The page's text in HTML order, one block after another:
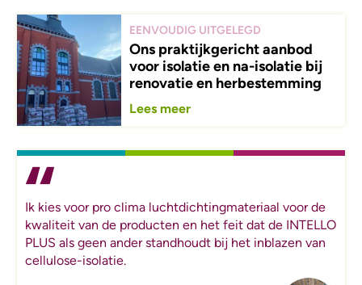
EENVOUDIG UITGELEGD
Ons praktijkgericht aanbod
voor isolatie en na-isolatie bij
renovatie en herbestemming
Lees meer
Ik kies voor pro clima luchtdichtingmateriaal voor de
kwaliteit van de producten en het feit dat de INTELLO
PLUS als geen ander standhoudt bij het inblazen van
cellulose-isolatie.